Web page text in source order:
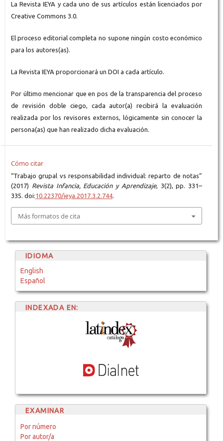
La Revista IEYA y cada uno de sus artículos están licenciados por
Creative Commons 3.0.
El proceso editorial completa no supone ningún costo económico
para los autores(as).
La Revista IEYA proporcionará un DOI a cada artículo.
Por último mencionar que en pos de la transparencia del proceso
de revisión doble ciego, cada autor(a) recibirá la evaluación
realizada por los revisores externos, lógicamente sin conocer la
persona(as) que han realizado dicha evaluación.
Cómo citar
“Trabajo grupal vs responsabilidad individual: reparto de notas”
(2017) Revista Infancia, Educación y Aprendizaje, 3(2), pp. 331–
335. doi:10.22370/ieya.2017.3.2.744.
Más formatos de cita
IDIOMA
English
Español
INDEXADA EN:
EXAMINAR
Por número
Por autor/a